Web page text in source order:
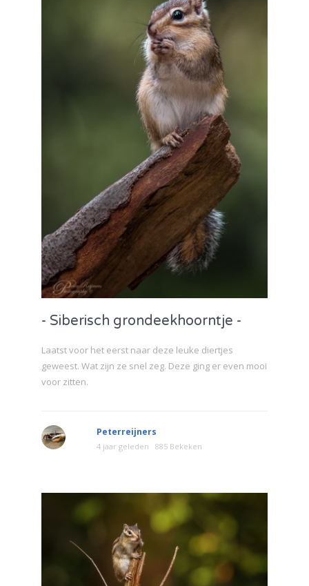
- Siberisch grondeekhoorntje -
Laatst voor het eerst naar deze leuke diertjes
geweest. Wat zijn ze snel zeg. Deze ging er even mooi
voor zitten.
Peterreijners
4 jaar geleden 885 Bekeken